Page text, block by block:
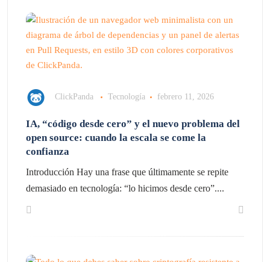
ClickPanda Tecnología febrero 11, 2026
IA, “código desde cero” y el nuevo problema del
open source: cuando la escala se come la
confianza
Introducción Hay una frase que últimamente se repite
demasiado en tecnología: “lo hicimos desde cero”....